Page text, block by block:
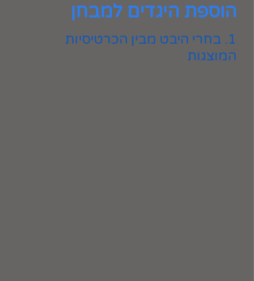
הוספת היגדים למבחן
1. בחרי היבט מבין הכרטיסיות
המוצגות